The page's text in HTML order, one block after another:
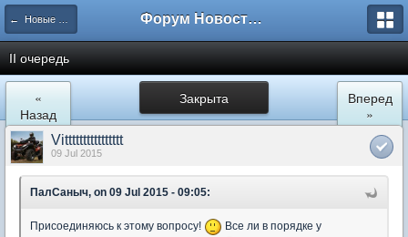
← Новые Водники Форум Новостройки
II очередь
Закрыта
«
Назад
Вперед
»
Vitttttttttttttttt
09 Jul 2015
ПалСаныч, on 09 Jul 2015 - 09:05:
Присоединяюсь к этому вопросу!
Все ли в порядке у